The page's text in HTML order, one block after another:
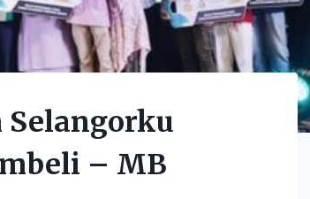
Selangorku
– MB